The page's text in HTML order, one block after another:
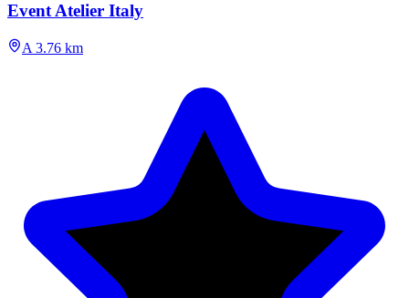
Event Atelier Italy
A 3.76 km